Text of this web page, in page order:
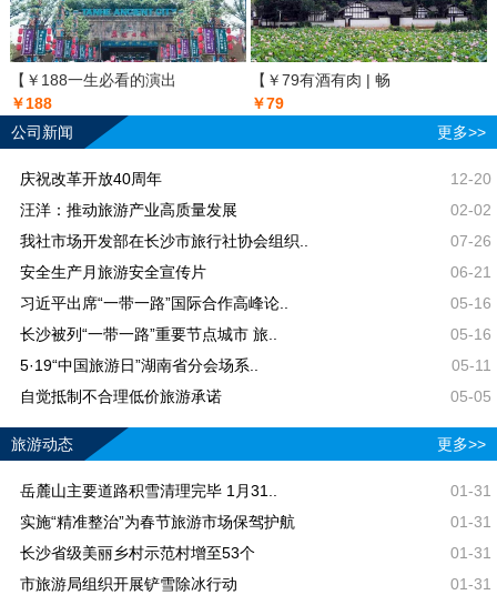
【￥188一生必看的演出
￥188
【￥79有酒有肉 | 畅
￥79
公司新闻
更多>>
庆祝改革开放40周年
12-20
汪洋：推动旅游产业高质量发展
02-02
我社市场开发部在长沙市旅行社协会组织..
07-26
安全生产月旅游安全宣传片
06-21
习近平出席“一带一路”国际合作高峰论..
05-16
长沙被列“一带一路”重要节点城市 旅..
05-16
5·19“中国旅游日”湖南省分会场系..
05-11
自觉抵制不合理低价旅游承诺
05-05
旅游动态 更多>>
岳麓山主要道路积雪清理完毕 1月31..
01-31
实施“精准整治”为春节旅游市场保驾护航
01-31
长沙省级美丽乡村示范村增至53个
01-31
市旅游局组织开展铲雪除冰行动
01-31